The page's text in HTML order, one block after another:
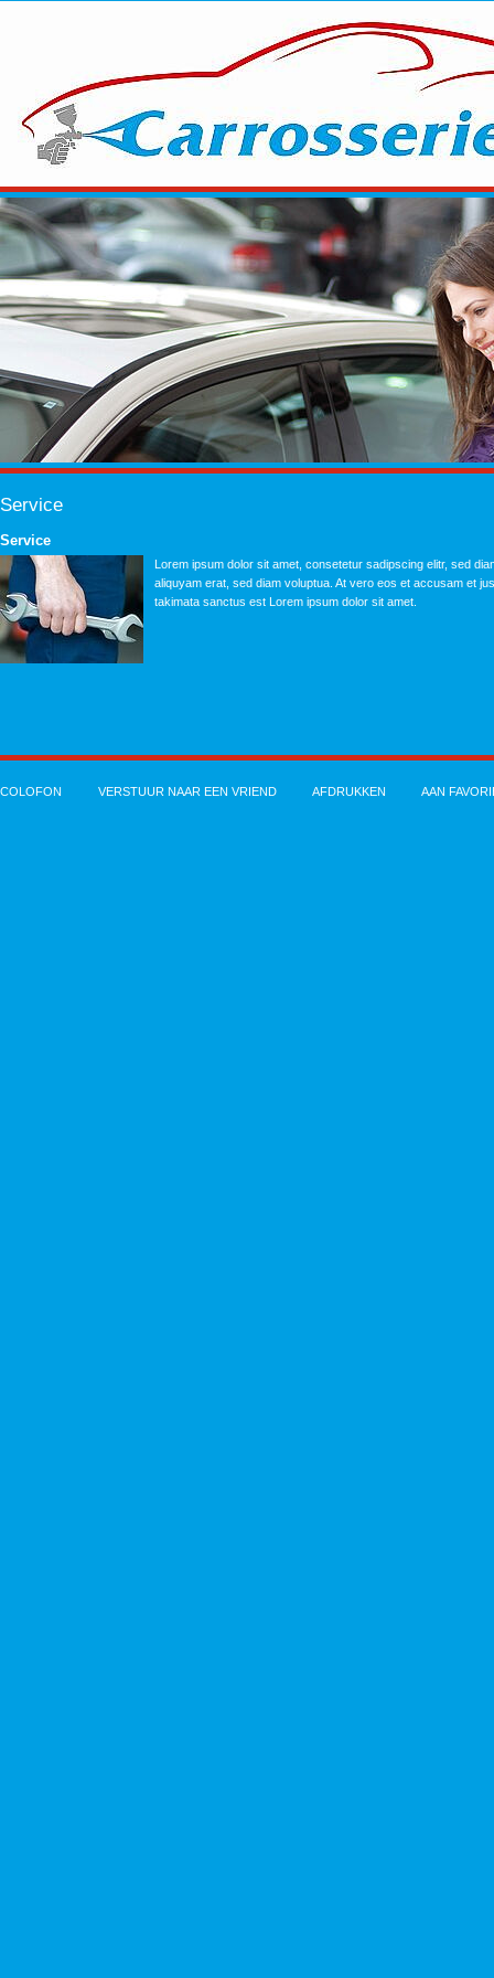
Service
Service
Lorem ipsum dolor sit amet, consetetur sadipscing elitr, sed
aliquyam erat, sed diam voluptua. At vero eos et accusam et
takimata sanctus est Lorem ipsum dolor sit amet.
COLOFON VERSTUUR NAAR EEN VRIEND AFDRUKKEN AAN